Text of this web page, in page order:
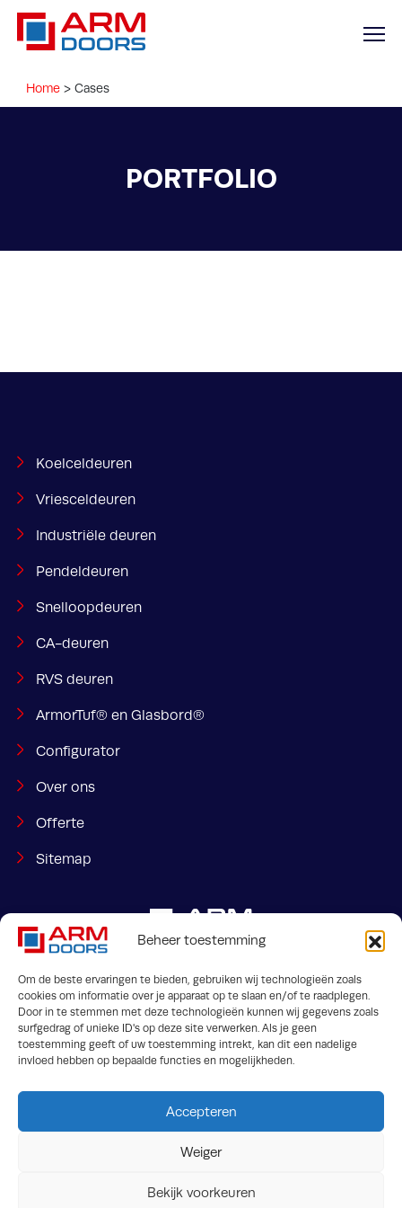
Beheer toestemming
Om de beste ervaringen te bieden, gebruiken wij technologieën zoals
cookies om informatie over je apparaat op te slaan en/of te raadplegen.
Door in te stemmen met deze technologieën kunnen wij gegevens zoals
surfgedrag of unieke ID's op deze site verwerken. Als je geen
toestemming geeft of uw toestemming intrekt, kan dit een nadelige
invloed hebben op bepaalde functies en mogelijkheden.
Accepteren
Weiger
Bekijk voorkeuren
Home > Cases
PORTFOLIO
Koelceldeuren
Vriesceldeuren
Industriële deuren
Pendeldeuren
Snelloopdeuren
CA-deuren
RVS deuren
ArmorTuf® en Glasbord®
Configurator
Over ons
Offerte
Sitemap
Jaargetijdenweg 2
7532 SX Enschede
info@armdoors.be
Algemene voorwaarden Privacy